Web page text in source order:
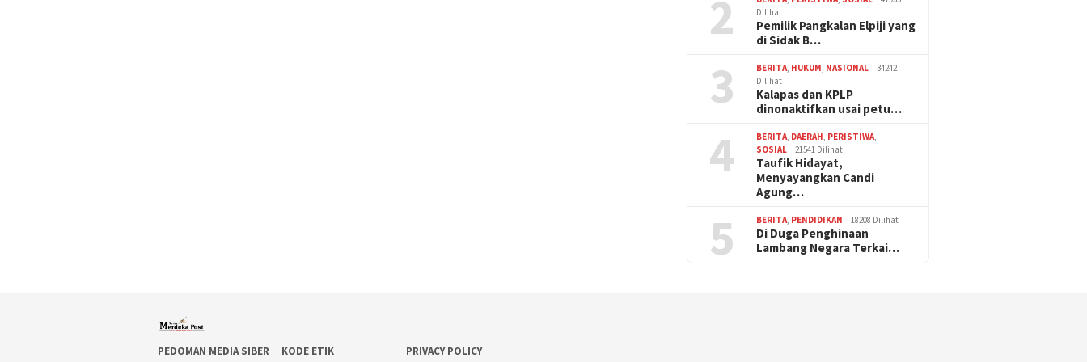
2
Dilihat
Pemilik Pangkalan Elpiji yang
di Sidak B…
3 BERITA, HUKUM, NASIONAL
34242
Dilihat
Kalapas dan KPLP
dinonaktifkan usai petu…
4 BERITA, DAERAH, PERISTIWA,
SOSIAL
21541 Dilihat
Taufik Hidayat,
Menyayangkan Candi
Agung…
5 BERITA, PENDIDIKAN 18208 Dilihat
Di Duga Penghinaan
Lambang Negara Terkai…
PEDOMAN MEDIA SIBER
KODE ETIK
PRIVACY POLICY